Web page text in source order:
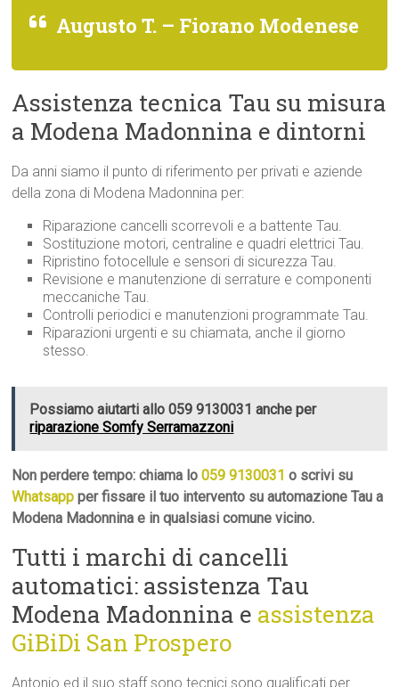
Augusto T. – Fiorano Modenese
Assistenza tecnica Tau su misura
a Modena Madonnina e dintorni
Da anni siamo il punto di riferimento per privati e aziende
della zona di Modena Madonnina per:
Riparazione cancelli scorrevoli e a battente Tau.
Sostituzione motori, centraline e quadri elettrici Tau.
Ripristino fotocellule e sensori di sicurezza Tau.
Revisione e manutenzione di serrature e componenti
meccaniche Tau.
Controlli periodici e manutenzioni programmate Tau.
Riparazioni urgenti e su chiamata, anche il giorno
stesso.
Possiamo aiutarti allo 059 9130031 anche per
riparazione Somfy Serramazzoni
Non perdere tempo: chiama lo059 9130031 o scrivi su
Whatsapp per fissare il tuo intervento su automazione Tau a
Modena Madonnina e in qualsiasi comune vicino.
Tutti i marchi di cancelli
automatici: assistenza Tau
Modena Madonnina e assistenza
GiBiDi San Prospero
Antonio ed il suo staff sono tecnici sono qualificati per